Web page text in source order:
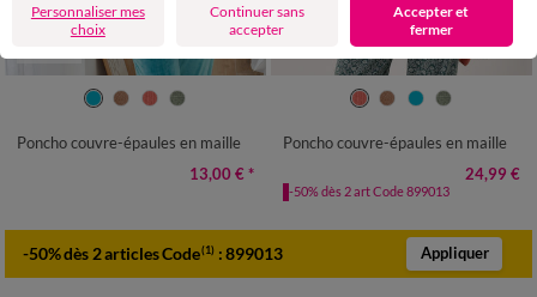
TU
Poncho couvre-épaules en maille
13,00 € *
TU
Poncho couvre-épaules en maille
24,99 €
-50% dès 2 art Code 899013
-50% dès 2 articles Code(1) :899013 Appliquer
Personnaliser mes
choix
Continuer sans
accepter
Accepter et
fermer